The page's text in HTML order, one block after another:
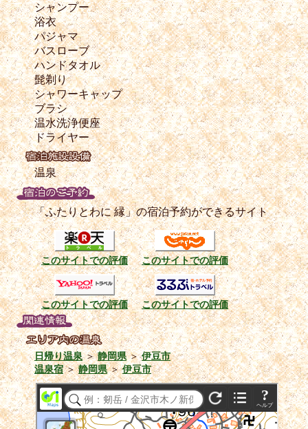
シャンプー
浴衣
パジャマ
バスローブ
ハンドタオル
髭剃り
シャワーキャップ
ブラシ
温水洗浄便座
ドライヤー
温泉
「ふたりとわに 縁」の宿泊予約ができるサイト
このサイトでの評価 このサイトでの評価
このサイトでの評価 このサイトでの評価
日帰り温泉＞静岡県＞伊豆市
温泉宿＞静岡県＞伊豆市